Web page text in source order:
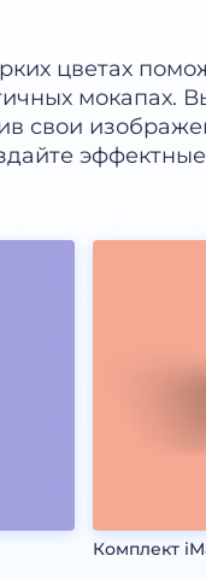
цветах
мокапах.
свои
Комплект